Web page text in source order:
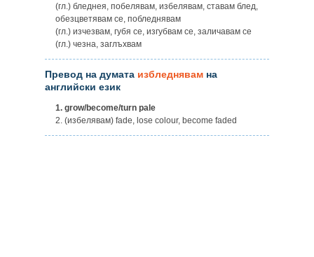
(гл.) бледнея, побелявам, избелявам, ставам блед,
обезцветявам се, побледнявам
(гл.) изчезвам, губя се, изгубвам се, заличавам се
(гл.) чезна, заглъхвам
Превод на думата избледнявам на
английски език
1. grow/become/turn pale
2. (избелявам) fade, lose colour, become faded